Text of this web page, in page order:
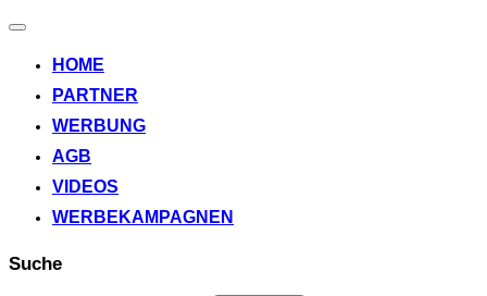
Navigation
HOME
PARTNER
WERBUNG
AGB
VIDEOS
WERBEKAMPAGNEN
Suche